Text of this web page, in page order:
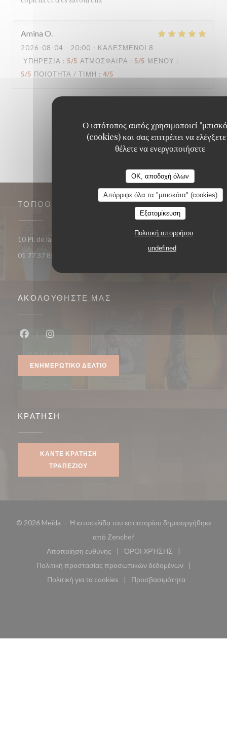
Ο ιστότοπος αυτός χρησιμοποιεί
(cookies) και σας επιτρέπει να ελέγξετε
θέλετε να ενεργοποιήσετε
OK, αποδοχή όλων
Απόρριψε όλα τα "μπισκότα" (cookies)
Εξατομίκευση
Πολιτική απορρήτου
undefined
Amina O
2026-08-04 - 20:00 - ΚΑΛΕΣΜΈΝΟΙ 8
ΥΠΗΡΕΣΊΑ : 5/5 ΑΤΜΌΣΦΑΙΡΑ : 5/5 ΜΕΝΟΎ :
5/5 ΠΟΙΌΤΗΤΑ / ΤΙΜΉ : 4/5
ΤΟΠΟΘΕΣΊΑ
10 Pl. de la République 93400 Saint-Ouen-sur-Seine((ανοίγει σε
01 77 37 85 33
ΑΚΟΛΟΥΘΉΣΤΕ ΜΑΣ
ΕΝΗΜΕΡΩΤΙΚΌ ΔΕΛΤΊΟ
ΚΡΆΤΗΣΗ
ΚΆΝΤΕ ΚΡΆΤΗΣΗ
ΤΡΑΠΕΖΙΟΎ
© 2026 Meïda — Η ιστοσελίδα του εστιατορίου δημιουργήθηκε
από Zenchef((ανοίγει σε νέο παράθυρο))
Αποποίηση ευθύνης
((ανοίγει σε νέο παράθυρο))
ΌΡΟΙ ΧΡΉΣΗΣ
((ανοίγει σε νέο
Πολιτική προστασίας προσωπικών δεδομένων
((ανοίγει σε νέο παράθυρο))
Πολιτική για τα cookies
((ανοίγει σε νέο παράθυρο))
Προσβασιμότητα
((ανοίγει σε νέο